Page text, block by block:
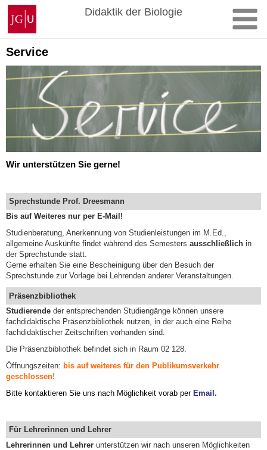
Zum
Inhalt
springen
Johannes
Gutenberg-
Universität
Mainz
Didaktik der Biologie
Service
Wir unterstützen Sie gerne!
Sprechstunde Prof. Dreesmann
Bis auf Weiteres nur per E-Mail!
Studienberatung, Anerkennung von Studienleistungen im M.Ed.,
allgemeine Auskünfte findet während des Semesters ausschließlich in
der Sprechstunde statt.
Gerne erhalten Sie eine Bescheinigung über den Besuch der
Sprechstunde zur Vorlage bei Lehrenden anderer Veranstaltungen.
Präsenzbibliothek
Studierende der entsprechenden Studiengänge können unsere
fachdidaktische Präsenzbibliothek nutzen, in der auch eine Reihe
fachdidaktischer Zeitschriften vorhanden sind.
Die Präsenzbibliothek befindet sich in Raum 02 128.
Öffnungszeiten: bis auf weiteres für den Publikumsverkehr
geschlossen!
Bitte kontaktieren Sie uns nach Möglichkeit vorab per Email.
Für Lehrerinnen und Lehrer
Lehrerinnen und Lehrer unterstützen wir nach unseren Möglichkeiten